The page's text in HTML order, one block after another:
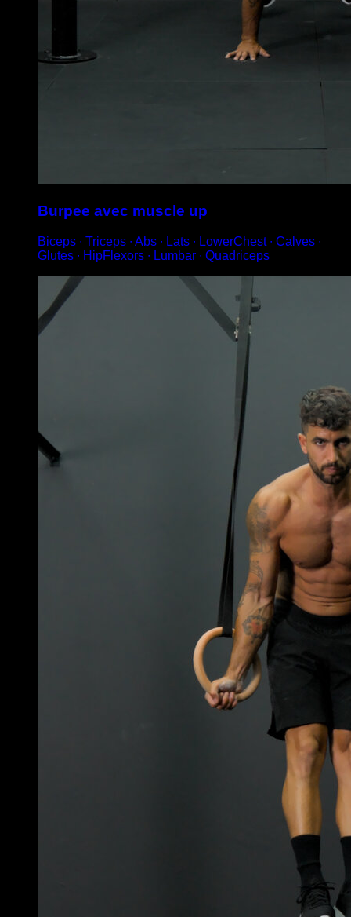
Burpee avec muscle up
Biceps ∙ Triceps ∙ Abs ∙ Lats ∙ LowerChest ∙ Calves ∙
Glutes ∙ HipFlexors ∙ Lumbar ∙ Quadriceps